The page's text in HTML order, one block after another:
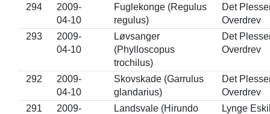
294
2009-
04-10
Fuglekonge (Regulus
regulus)
Det
Overdrev
293
2009-
04-10
Løvsanger
(Phylloscopus
trochilus)
Det
Overdrev
292
2009-
04-10
Skovskade (Garrulus
glandarius)
Det
Overdrev
291
2009-
Landsvale (Hirundo
Lynge